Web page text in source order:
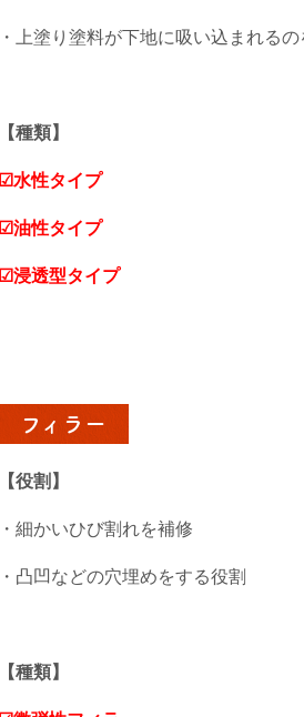
・上塗り塗料が下地に吸い込まれる
【種類】
☑水性タイプ
☑油性タイプ
☑浸透型タイプ
フィラー
【役割】
・細かいひび割れを補修
・凸凹などの穴埋めをする役割
【種類】